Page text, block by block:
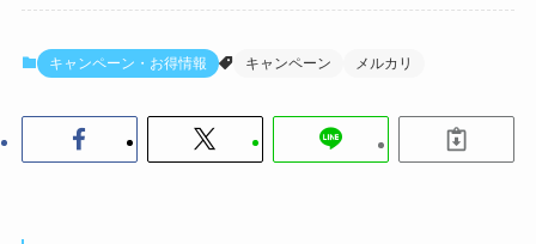
キャンペーン・お得情報 キャンペーン メルカリ